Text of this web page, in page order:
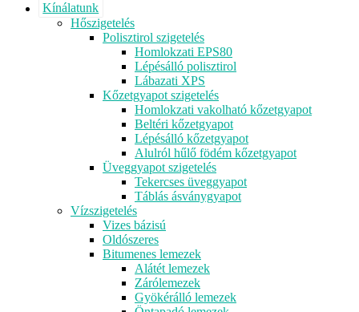
Kínálatunk
Hőszigetelés
Polisztirol szigetelés
Homlokzati EPS80
Lépésálló polisztirol
Lábazati XPS
Kőzetgyapot szigetelés
Homlokzati vakolható kőzetgyapot
Beltéri kőzetgyapot
Lépésálló kőzetgyapot
Alulról hűlő födém kőzetgyapot
Üveggyapot szigetelés
Tekercses üveggyapot
Táblás ásványgyapot
Vízszigetelés
Vizes bázisú
Oldószeres
Bitumenes lemezek
Alátét lemezek
Zárólemezek
Gyökérálló lemezek